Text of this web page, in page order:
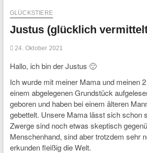
GLÜCKSTIERE
Justus (glücklich
24. Oktober 2021
Hallo, ich bin der Justus 🙂
Ich wurde mit meiner Mama und meinen
einem abgelegenen Grundstück
geboren und haben bei einem älteren
gebettelt. Unsere Mama lässt sich schon
Zwerge sind noch etwas skeptisch
Menschenhand, sind aber trotzdem sehr
erkunden fleißig die Welt.